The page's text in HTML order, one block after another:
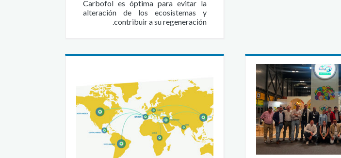
Carbofol es óptima para evitar la
alteración de los ecosistemas y
contribuir a su regeneración.